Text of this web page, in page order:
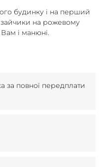
будинку і на перший
зайчики на рожевому
і манюні.
за повної передплати